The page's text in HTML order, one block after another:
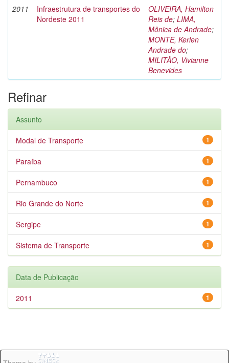
2011
Infraestrutura de transportes do
Nordeste 2011
OLIVEIRA, Hamilton
Reis de; LIMA,
Mônica de Andrade;
MONTE, Kerlen
Andrade do;
MILITÃO, Vivianne
Benevides
Refinar
Assunto
1
Modal de Transporte
1
Paraíba
1
Pernambuco
1
Rio Grande do Norte
1
Sergipe
1
Sistema de Transporte
Data de Publicação
1
2011